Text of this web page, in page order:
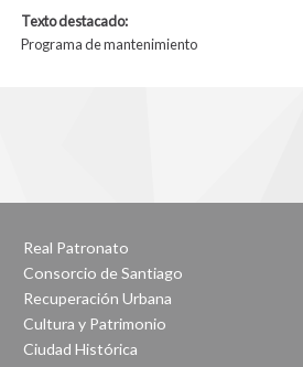
Texto destacado:
Programa de mantenimiento
Real Patronato
Consorcio de Santiago
Recuperación Urbana
Cultura y Patrimonio
Ciudad Histórica